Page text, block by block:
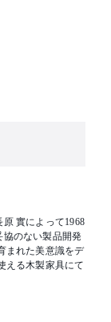
實によって1968
のない製品開発
まれた美意識をデ
える木製家具にて